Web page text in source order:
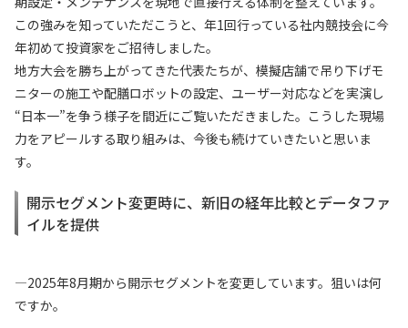
この強みを知っていただこうと、年1回行っている社内競技会に今
年初めて投資家をご招待しました。
地方大会を勝ち上がってきた代表たちが、模擬店舗で吊り下げモ
ニターの施工や配膳ロボットの設定、ユーザー対応などを実演し
“日本一”を争う様子を間近にご覧いただきました。こうした現場
力をアピールする取り組みは、今後も続けていきたいと思いま
す。
開示セグメント変更時に、新旧の経年比較とデータファ
イルを提供
—2025年8月期から開示セグメントを変更しています。狙いは何
ですか。